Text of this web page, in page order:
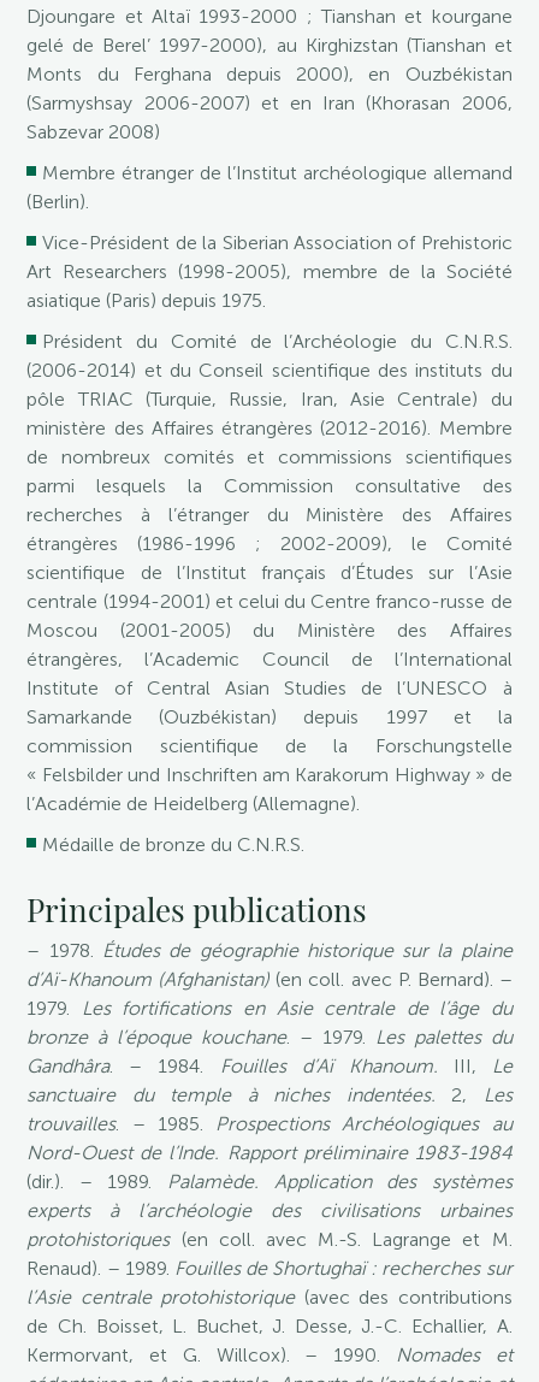
Djoungare et Altaï 1993-2000 ; Tianshan et kourgane
gelé de Berel’ 1997-2000), au Kirghizstan (Tianshan et
Monts du Ferghana depuis 2000), en Ouzbékistan
(Sarmyshsay 2006-2007) et en Iran (Khorasan 2006,
Sabzevar 2008)
Membre étranger de l’Institut archéologique allemand
(Berlin).
Vice-Président de la Siberian Association of Prehistoric
Art Researchers (1998-2005), membre de la Société
asiatique (Paris) depuis 1975.
Président du Comité de l’Archéologie du C.N.R.S.
(2006-2014) et du Conseil scientifique des instituts du
pôle TRIAC (Turquie, Russie, Iran, Asie Centrale) du
ministère des Affaires étrangères (2012-2016). Membre
de nombreux comités et commissions scientifiques
parmi lesquels la Commission consultative des
recherches à l’étranger du Ministère des Affaires
étrangères (1986-1996 ; 2002-2009), le Comité
scientifique de l’Institut français d’Études sur l’Asie
centrale (1994-2001) et celui du Centre franco-russe de
Moscou (2001-2005) du Ministère des Affaires
étrangères, l’Academic Council de l’International
Institute of Central Asian Studies de l’UNESCO à
Samarkande (Ouzbékistan) depuis 1997 et la
commission scientifique de la Forschungstelle
« Felsbilder und Inschriften am Karakorum Highway » de
l’Académie de Heidelberg (Allemagne).
Médaille de bronze du C.N.R.S.
Principales publications
– 1978. Études de géographie historique sur la plaine
d’Aï-Khanoum (Afghanistan) (en coll. avec P. Bernard). –
1979. Les fortifications en Asie centrale de l’âge du
bronze à l’époque kouchane. – 1979. Les palettes du
Gandhâra. – 1984. Fouilles d’Aï Khanoum. III, Le
sanctuaire du temple à niches indentées. 2, Les
trouvailles. – 1985. Prospections Archéologiques au
Nord-Ouest de l’Inde. Rapport préliminaire 1983-1984
(dir.). – 1989. Palamède. Application des systèmes
experts à l’archéologie des civilisations urbaines
protohistoriques(en coll. avec M.-S. Lagrange et M.
Renaud). – 1989. Fouilles de Shortughaï : recherches sur
l’Asie centrale protohistorique(avec des contributions
de Ch. Boisset, L. Buchet, J. Desse, J.-C. Echallier, A.
Kermorvant, et G. Willcox). – 1990. Nomades et